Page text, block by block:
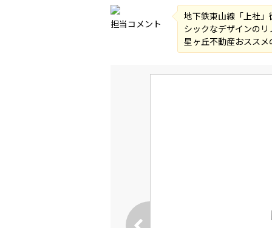
担当コメント
地下鉄東山線「上社」
シックなデザインの
星ヶ丘不動産おスス